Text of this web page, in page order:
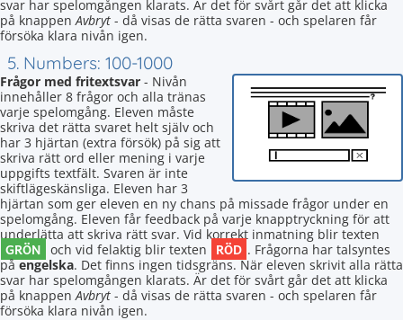
svar har spelomgången klarats. Är det för svårt går det att klicka
på knappenAvbryt - då visas de rätta svaren - och spelaren får
försöka klara nivån igen.
5. Numbers: 100-1000
Frågor med fritextsvar - Nivån
innehåller 8 frågor och alla tränas
varje spelomgång. Eleven måste
skriva det rätta svaret helt själv och
har 3 hjärtan (extra försök) på sig att
skriva rätt ord eller mening i varje
uppgifts textfält. Svaren är inte
skiftlägeskänsliga. Eleven har 3
hjärtan som ger eleven en ny chans på missade frågor under en
spelomgång. Eleven får feedback på varje knapptryckning för att
underlätta att skriva rätt svar. Vid korrekt inmatning blir texten
GRÖN och vid felaktig blir texten RÖD . Frågorna har talsyntes
påengelska. Det finns ingen tidsgräns. När eleven skrivit alla rätta
svar har spelomgången klarats. Är det för svårt går det att klicka
på knappenAvbryt - då visas de rätta svaren - och spelaren får
försöka klara nivån igen.